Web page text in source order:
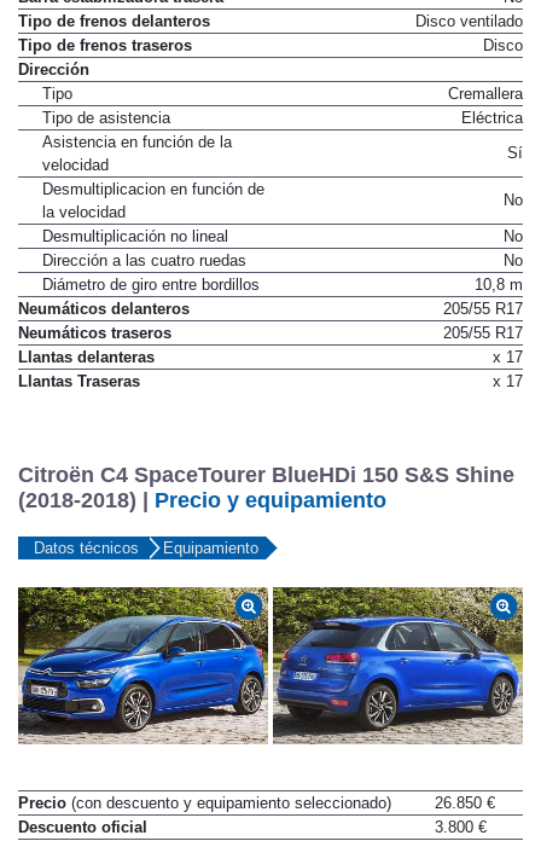
Tipo de frenos delanteros
Disco ventilado
Tipo de frenos traseros
Disco
Dirección
Tipo
Cremallera
Tipo de asistencia
Eléctrica
Asistencia en función de la
velocidad
Sí
Desmultiplicacion en función de
la velocidad
No
Desmultiplicación no lineal
No
Dirección a las cuatro ruedas
No
Diámetro de giro entre bordillos
10,8 m
Neumáticos delanteros
205/55 R17
Neumáticos traseros
205/55 R17
Llantas delanteras
x 17
Llantas Traseras
x 17
Citroën C4 SpaceTourer BlueHDi 150 S&S Shine
(2018-2018) | Precio y equipamiento
Datos técnicos Equipamiento
Precio (con descuento y equipamiento seleccionado)
26.850 €
Descuento oficial
3.800 €